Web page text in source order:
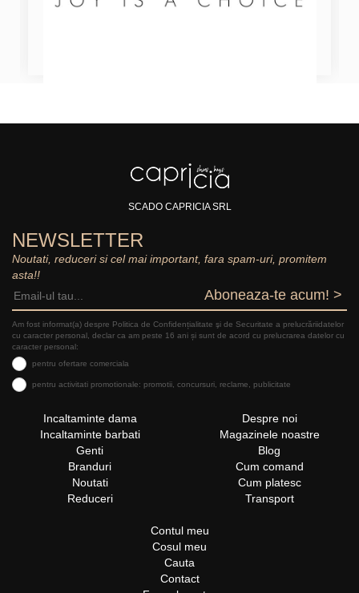
SCADO CAPRICIA SRL
NEWSLETTER
Noutati, reduceri si cel mai important, fara spam-uri, promitem
asta!!
Aboneaza-te acum! >
Am fost informat(a) despre Politica de Confidențialitate şi de Securitate a prelucrăriidatelor
cu caracter personal, declar ca am peste 16 ani și sunt de acord cu prelucrarea datelor cu
caracter personal:
pentru ofertare comerciala
pentru activitati promotionale: promotii, concursuri, reclame, publicitate
Incaltaminte dama
Incaltaminte barbati
Genti
Branduri
Noutati
Reduceri
Despre noi
Magazinele noastre
Blog
Cum comand
Cum platesc
Transport
Contul meu
Cosul meu
Cauta
Contact